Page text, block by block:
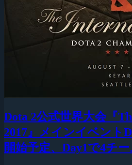
Dota 2公式世界大会『
2017』メインイベント
開始予定、Day1で4チ